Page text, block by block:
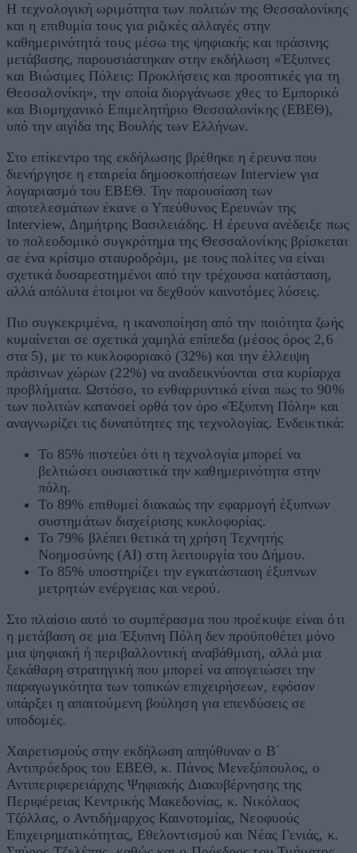
Η τεχνολογική ωριμότητα των πολιτών της Θεσσαλονίκης
και η επιθυμία τους για ριζικές αλλαγές στην
καθημερινότητά τους μέσω της ψηφιακής και πράσινης
μετάβασης, παρουσιάστηκαν στην εκδήλωση «Έξυπνες
και Βιώσιμες Πόλεις: Προκλήσεις και προοπτικές για τη
Θεσσαλονίκη», την οποία διοργάνωσε χθες το Εμπορικό
και Βιομηχανικό Επιμελητήριο Θεσσαλονίκης (ΕΒΕΘ),
υπό την αιγίδα της Βουλής των Ελλήνων.
Στο επίκεντρο της εκδήλωσης βρέθηκε η έρευνα που
διενήργησε η εταιρεία δημοσκοπήσεων Interview για
λογαριασμό του ΕΒΕΘ. Την παρουσίαση των
αποτελεσμάτων έκανε ο Υπεύθυνος Ερευνών της
Interview, Δημήτρης Βασιλειάδης. Η έρευνα ανέδειξε πως
το πολεοδομικό συγκρότημα της Θεσσαλονίκης βρίσκεται
σε ένα κρίσιμο σταυροδρόμι, με τους πολίτες να είναι
σχετικά δυσαρεστημένοι από την τρέχουσα κατάσταση,
αλλά απόλυτα έτοιμοι να δεχθούν καινοτόμες λύσεις.
Πιο συγκεκριμένα, η ικανοποίηση από την ποιότητα ζωής
κυμαίνεται σε σχετικά χαμηλά επίπεδα (μέσος όρος 2,6
στα 5), με το κυκλοφοριακό (32%) και την έλλειψη
πράσινων χώρων (22%) να αναδεικνύονται στα κυρίαρχα
προβλήματα. Ωστόσο, το ενθαρρυντικό είναι πως το 90%
των πολιτών κατανοεί ορθά τον όρο «Έξυπνη Πόλη» και
αναγνωρίζει τις δυνατότητες της τεχνολογίας. Ενδεικτικά:
Το 85% πιστεύει ότι η τεχνολογία μπορεί να
βελτιώσει ουσιαστικά την καθημερινότητα στην
πόλη.
Το 89% επιθυμεί διακαώς την εφαρμογή έξυπνων
συστημάτων διαχείρισης κυκλοφορίας.
Το 79% βλέπει θετικά τη χρήση Τεχνητής
Νοημοσύνης (AI) στη λειτουργία του Δήμου.
Το 85% υποστηρίζει την εγκατάσταση έξυπνων
μετρητών ενέργειας και νερού.
Στο πλαίσιο αυτό το συμπέρασμα που προέκυψε είναι ότι
η μετάβαση σε μια Έξυπνη Πόλη δεν προϋποθέτει μόνο
μια ψηφιακή ή περιβαλλοντική αναβάθμιση, αλλά μια
ξεκάθαρη στρατηγική που μπορεί να απογειώσει την
παραγωγικότητα των τοπικών επιχειρήσεων, εφόσον
υπάρξει η απαιτούμενη βούληση για επενδύσεις σε
υποδομές.
Χαιρετισμούς στην εκδήλωση απηύθυναν ο Β΄
Αντιπρόεδρος του ΕΒΕΘ, κ. Πάνος Μενεξόπουλος, ο
Αντιπεριφερειάρχης Ψηφιακής Διακυβέρνησης της
Περιφέρειας Κεντρικής Μακεδονίας, κ. Νικόλαος
Τζόλλας, ο Αντιδήμαρχος Καινοτομίας, Νεοφυούς
Επιχειρηματικότητας, Εθελοντισμού και Νέας Γενιάς, κ.